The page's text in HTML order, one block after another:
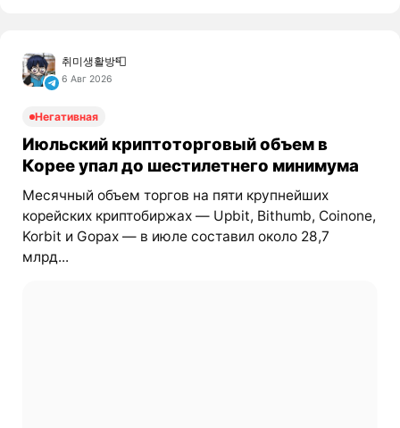
취미생활방📮
6 Авг 2026
Негативная
Июльский криптоторговый объем в
Корее упал до шестилетнего минимума
Месячный объем торгов на пяти крупнейших
корейских криптобиржах — Upbit, Bithumb, Coinone,
Korbit и Gopax — в июле составил около 28,7
млрд...